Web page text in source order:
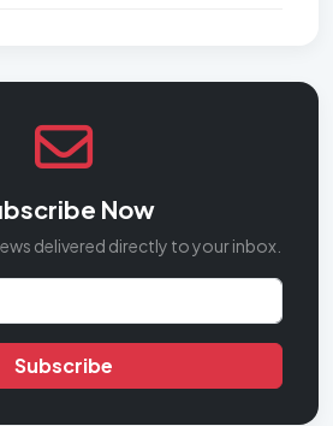
Now
delivered directly to your inbox.
Subscribe